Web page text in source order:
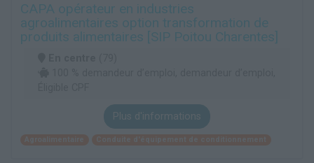
CAPA opérateur en industries
agroalimentaires option transformation de
produits alimentaires [SIP Poitou Charentes]
Plus d'informations